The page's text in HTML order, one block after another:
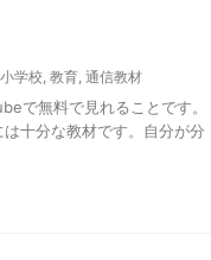
小学校, 教育, 通信教材
で無料で見れることです。
十分な教材です。自分が分